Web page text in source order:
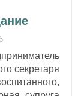
секретаря